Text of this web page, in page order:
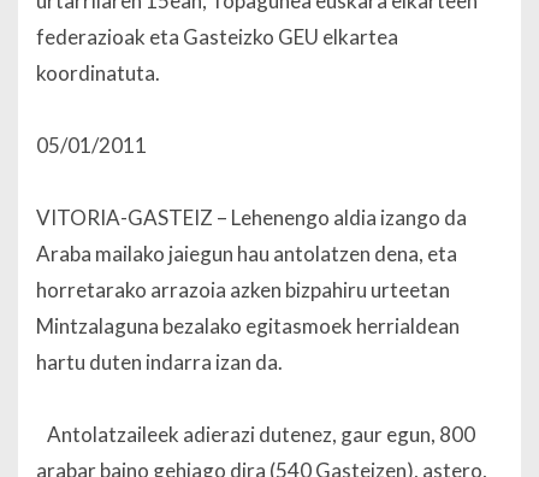
federazioak eta Gasteizko GEU elkartea
koordinatuta.
05/01/2011
VITORIA-GASTEIZ – Lehenengo aldia izango da
Araba mailako jaiegun hau antolatzen dena, eta
horretarako arrazoia azken bizpahiru urteetan
Mintzalaguna bezalako egitasmoek herrialdean
hartu duten indarra izan da.
Antolatzaileek adierazi dutenez, gaur egun, 800
arabar baino gehiago dira (540 Gasteizen), astero,